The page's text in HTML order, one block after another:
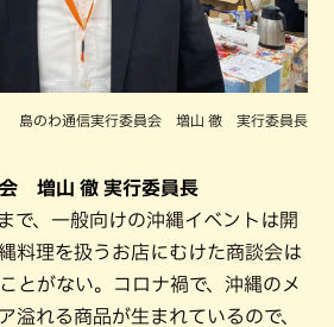
島のわ通信実行委員会 増山 徹 実行委員長
増山 徹 実行委員長
で、一般向けの沖縄イベントは開
料理を扱うお店にむけた商談会は
とがない。コロナ禍で、沖縄のメ
溢れる商品が生まれているので、